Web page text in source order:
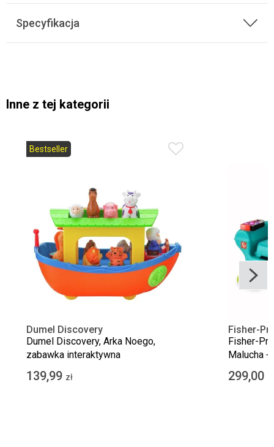
Specyfikacja
Inne z tej kategorii
Bestseller
Dumel Discovery
Dumel Discovery, Arka Noego,
zabawka interaktywna
139,99 zł
Fisher-
Fisher-
Malucha
zestaw
299,00